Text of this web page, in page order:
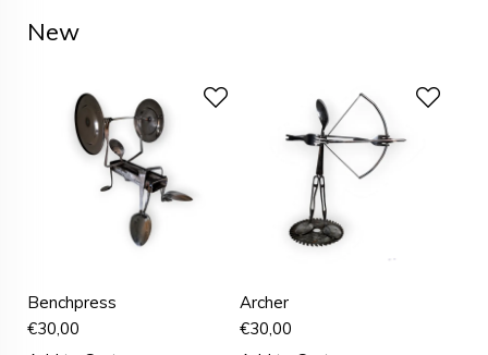
New
Benchpress
€30,00
Archer
€30,00